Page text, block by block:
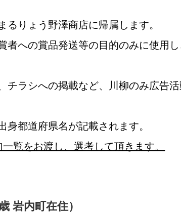
りょう野澤商店に帰属します。
者への賞品発送等の目的のみに使用
チラシへの掲載など、川柳のみ広告
都道府県名が記載されます。
覧をお渡し、選考して頂きます。
内町在住）